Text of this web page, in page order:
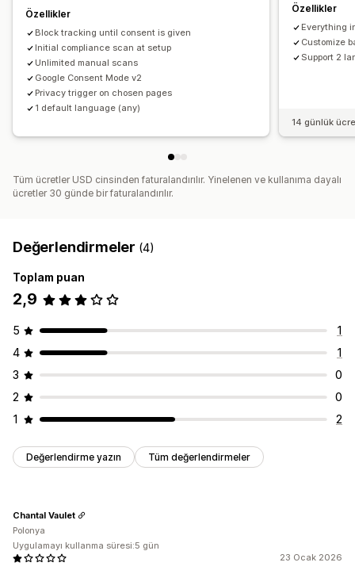
Düzenleme
APA-NZPA
APPI CPRA
FADP
GDPR
LGPD PDPA PIPEDA
Ürün hedefleme
Beni hatırla
Özel metin
Düğmeler
Özellikler
Block tracking until consent is given
Initial compliance scan at setup
Unlimited manual scans
Google Consent Mode v2
Privacy trigger on chosen pages
1 default language (any)
Özellikler
Everything
Customize
Support 2
14 günlük
Tüm ücretler USD cinsinden faturalandırılır. Yinelenen ve kullanıma dayalı
ücretler 30 günde bir faturalandırılır.
Değerlendirmeler (4)
Toplam puan
2,9
5
1
4
1
3
0
2
0
1
2
Değerlendirme yazın Tüm değerlendirmeler
23 Ocak 2026
Chantal Vaulet
Polonya
Uygulamayı kullanma süresi:5 gün